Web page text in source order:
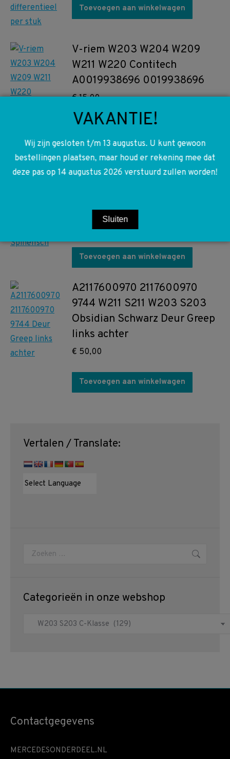
Toevoegen aan winkelwagen
V-riem W203 W204 W209
W211 W220 Contitech
A0019938696 0019938696
€15,00
A2036904862 2036904862
W203 S203 Spatbord lijst
Avantgarde
15,00
Toevoegen aan winkelwagen
A2117600970 2117600970
9744 W211 S211 W203 S203
Obsidian Schwarz Deur Greep
links achter
€ 50,00
Toevoegen aan winkelwagen
Vertalen / Translate:
Zoeken:
Categorieën in onze webshop
Contactgegevens
MERCEDESONDERDEEL.NL
VAKANTIE!
Wij zijn gesloten t/m 13 augustus. U kunt gewoon
bestellingen plaatsen, maar houd er rekening mee dat
deze pas op 14 augustus 2026 verstuurd zullen worden!
Sluiten